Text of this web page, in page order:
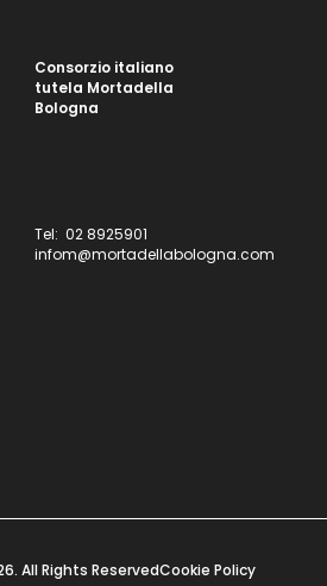
Consorzio italiano
tutela Mortadella
Bologna
Tel: 02 8925901
infom@mortadellabologna.com
All Rights ReservedCookie Policy